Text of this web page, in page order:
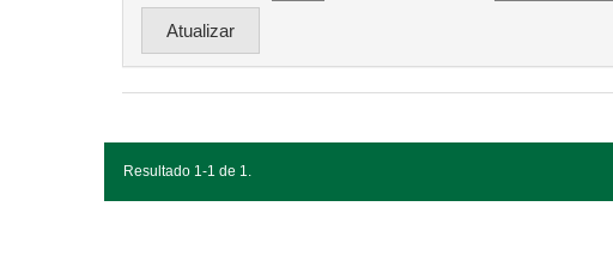
Resultado 1-1 de 1.